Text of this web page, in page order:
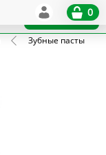
Установить
0
Зубные пасты